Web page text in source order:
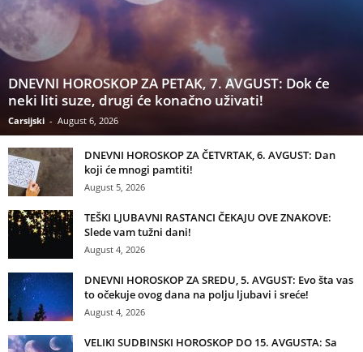
DNEVNI HOROSKOP ZA PETAK, 7. AVGUST: Dok će
neki liti suze, drugi će konačno uživati!
Carsijski - August 6, 2026
DNEVNI HOROSKOP ZA ČETVRTAK, 6. AVGUST: Dan
koji će mnogi pamtiti!
August 5, 2026
TEŠKI LJUBAVNI RASTANCI ČEKAJU OVE ZNAKOVE:
Slede vam tužni dani!
August 4, 2026
DNEVNI HOROSKOP ZA SREDU, 5. AVGUST: Evo šta vas
to očekuje ovog dana na polju ljubavi i sreće!
August 4, 2026
VELIKI SUDBINSKI HOROSKOP DO 15. AVGUSTA: Sa